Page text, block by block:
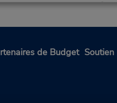
Free pickup service available
clés
de Budget